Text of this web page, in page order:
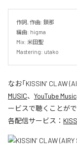
作詞, 作曲: 鎖那
編曲: higma
Mix: 米田聖
Mastering: utako
なお「KISSIN' CLAW
MUSIC、 YouTube Music
ービスで聴くことがで
各配信サービス：